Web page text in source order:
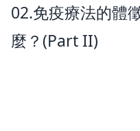
02.免疫療法的體
麼？(Part II)